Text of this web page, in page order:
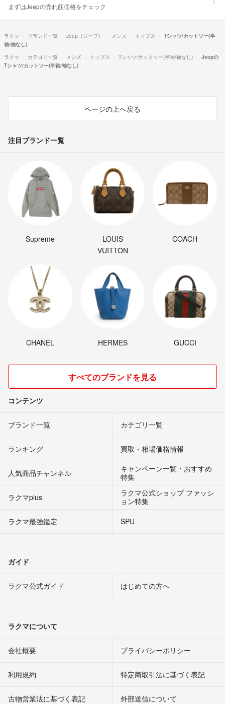
まずはJeepの売れ筋価格をチェック
ラクマ ブランド一覧 Jeep（ジープ） メンズ トップス
Tシャツ/カットソー(半
袖/袖なし)
ラクマ
カテゴリ一覧 メンズ トップス Tシャツ/カットソー(半袖/袖なし)
Jeepの
Tシャツ/カットソー(半袖/袖なし)
ページの上へ戻る
注目ブランド一覧
Supreme
LOUIS
VUITTON
COACH
CHANEL HERMES GUCCI
すべてのブランドを見る
コンテンツ
ブランド一覧 カテゴリ一覧
ランキング 買取・相場価格情報
人気商品チャンネル
キャンペーン一覧・おすすめ
特集
ラクマplus
ラクマ公式ショップ ファッシ
ョン特集
ラクマ最強鑑定
SPU
ガイド
ラクマ公式ガイド はじめての方へ
ラクマについて
会社概要 プライバシーポリシー
利用規約 特定商取引法に基づく表記
古物営業法に基づく表記 外部送信について